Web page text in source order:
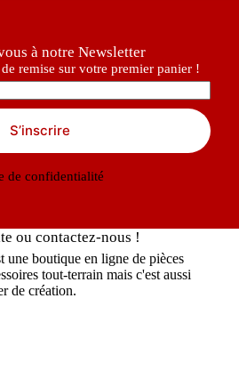
à notre Newsletter
remise sur votre premier panier !
S’inscrire
de confidentialité
ou contactez-nous !
une boutique en ligne de pièces
tout-terrain mais c'est aussi
de création.